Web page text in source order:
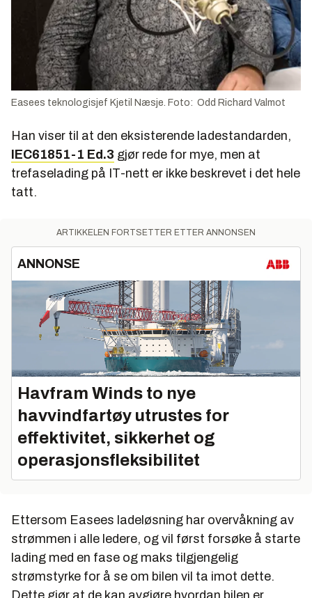
Easees teknologisjef Kjetil Næsje. Foto: Odd Richard Valmot
Han viser til at den eksisterende ladestandarden,
IEC61851-1 Ed.3 gjør rede for mye, men at
trefaselading på IT-nett er ikke beskrevet i det hele
tatt.
ARTIKKELEN FORTSETTER ETTER ANNONSEN
ANNONSE
Havfram Winds to nye
havvindfartøy utrustes for
effektivitet, sikkerhet og
operasjonsfleksibilitet
Ettersom Easees ladeløsning har overvåkning av
strømmen i alle ledere, og vil først forsøke å starte
lading med en fase og maks tilgjengelig
strømstyrke for å se om bilen vil ta imot dette.
Dette gjør at de kan avgjøre hvordan bilen er